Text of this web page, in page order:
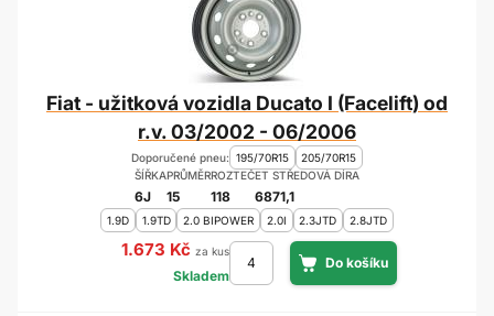
Fiat - užitková vozidla Ducato I (Facelift) od
r.v. 03/2002 - 06/2006
ŠÍŘKA
6J
PRŮMĚR
15
ROZTEČ
118
ET
68
STŘEDOVÁ DÍRA
71,1
Doporučené pneu: 195/70R15 205/70R15
1.9D 1.9TD 2.0 BIPOWER 2.0I 2.3JTD 2.8JTD
1.673 Kč za kus
Skladem